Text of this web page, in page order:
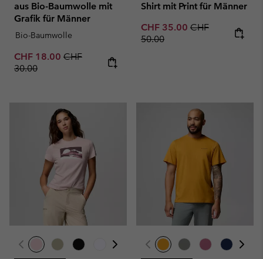
aus Bio-Baumwolle mit
Grafik für Männer
Bio-Baumwolle
Sale price:
CHF 18.00 Regular price:
CHF
30.00
Shirt mit Print für Männer
Sale price:
CHF 35.00 Regular price:
CHF
50.00